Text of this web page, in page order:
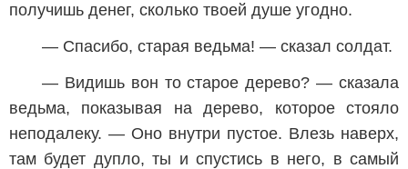
получишь денег, сколько твоей душе угодно.
— Спасибо, старая ведьма! — сказал солдат.
— Видишь вон то старое дерево? — сказала
ведьма, показывая на дерево, которое стояло
неподалеку. — Оно внутри пустое. Влезь наверх,
там будет дупло, ты и спустись в него, в самый